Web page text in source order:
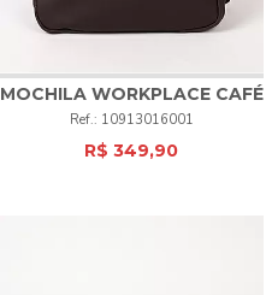
MOCHILA WORKPLACE CAFÉ
10913016001
R$ 349,90